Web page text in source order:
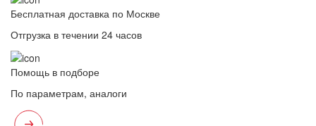
Бесплатная доставка по Москве
Отгрузка в течении 24 часов
Помощь в подборе
По параметрам, аналоги